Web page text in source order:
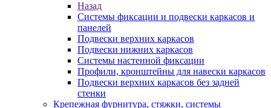
Назад
Системы фиксации и подвески каркасов и
панелей
Подвески верхних каркасов
Подвески нижних каркасов
Системы настенной фиксации
Профили, кронштейны для навески каркасов
Подвески верхних каркасов без задней
стенки
Крепежная фурнитура, стяжки, системы